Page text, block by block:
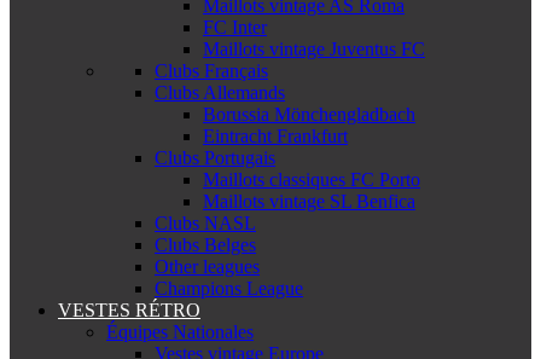
Maillots vintage AS Roma
FC Inter
Maillots vintage Juventus FC
Clubs Français
Clubs Allemands
Borussia Mönchengladbach
Eintracht Frankfurt
Clubs Portugais
Maillots classiques FC Porto
Maillots vintage SL Benfica
Clubs NASL
Clubs Belges
Other leagues
Champions League
VESTES RÉTRO
Équipes Nationales
Vestes vintage Europe